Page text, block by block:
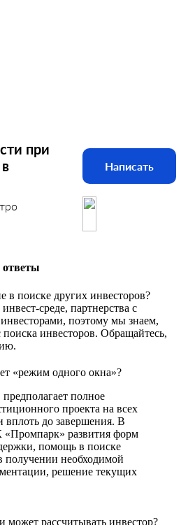
при
Написать
в поиске других инвесторов?
среде, партнерства с
поэтому мы знаем,
поиска инвесторов. Обращайтесь,
«режим одного окна»?
полное
проекта на всех
вплоть до завершения. В
«Промпарк» развития форм
помощь в поиске
получении необходимой
решение текущих
рассчитывать инвестор?